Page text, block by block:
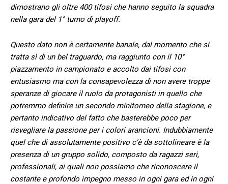
dimostrano gli oltre 400 tifosi che hanno seguito la squadra
nella gara del 1° turno di playoff.
Questo dato non è certamente banale, dal momento che si
tratta sì di un bel traguardo, ma raggiunto con il 10°
piazzamento in campionato e accolto dai tifosi con
entusiasmo ma con la consapevolezza di non avere troppe
speranze di giocare il ruolo da protagonisti in quello che
potremmo definire un secondo minitorneo della stagione, e
pertanto indicativo del fatto che basterebbe poco per
risvegliare la passione per i colori arancioni. Indubbiamente
quel che di assolutamente positivo c’è da sottolineare è la
presenza di un gruppo solido, composto da ragazzi seri,
professionali, ai quali non possiamo che riconoscere il
costante e profondo impegno messo in ogni gara ed in ogni